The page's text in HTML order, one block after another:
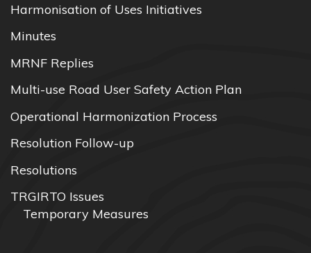
Harmonisation of Uses Initiatives
Minutes
MRNF Replies
Multi-use Road User Safety Action Plan
Operational Harmonization Process
Resolution Follow-up
Resolutions
TRGIRTO Issues
Temporary Measures